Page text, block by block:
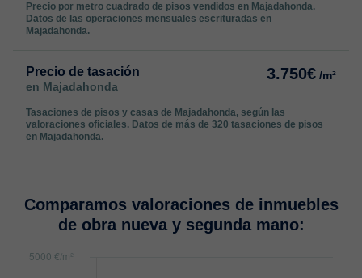
Precio por metro cuadrado de pisos vendidos en Majadahonda.
Datos de las operaciones mensuales escrituradas en
Majadahonda.
Precio de tasación
en Majadahonda
3.750€ /m²
Tasaciones de pisos y casas de Majadahonda, según las
valoraciones oficiales. Datos de más de 320 tasaciones de pisos
en Majadahonda.
Comparamos valoraciones de inmuebles
de obra nueva y segunda mano: